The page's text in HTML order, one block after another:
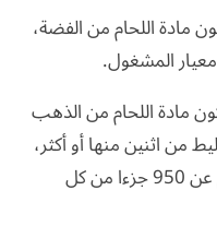
مادة اللحام من الفضة،
المشغول.
مادة اللحام من الذهب
من اثنين منها أو أكثر،
ويجب ألا تقل درجة نقاء مادة اللحام عن 950 جزءا من كل